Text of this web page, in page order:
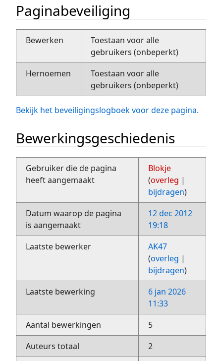
Paginabeveiliging
Bewerken
Toestaan voor alle
gebruikers (onbeperkt)
Hernoemen
Toestaan voor alle
gebruikers (onbeperkt)
Bekijk het beveiligingslogboek voor deze pagina.
Bewerkingsgeschiedenis
Gebruiker die de pagina
heeft aangemaakt
Blokje
(overleg |
bijdragen)
Datum waarop de pagina
is aangemaakt
12 dec 2012
19:18
Laatste bewerker
AK47
(overleg |
bijdragen)
Laatste bewerking
6 jan 2026
11:33
Aantal bewerkingen
5
Auteurs totaal
2